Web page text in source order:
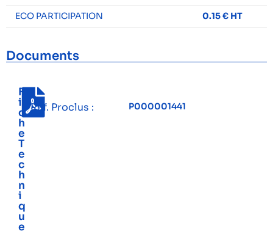
ECO PARTICIPATION
0.15 € HT
Documents
F
i
c
h
e
T
e
c
h
n
i
q
u
e
Réf. Proclus : P000001441